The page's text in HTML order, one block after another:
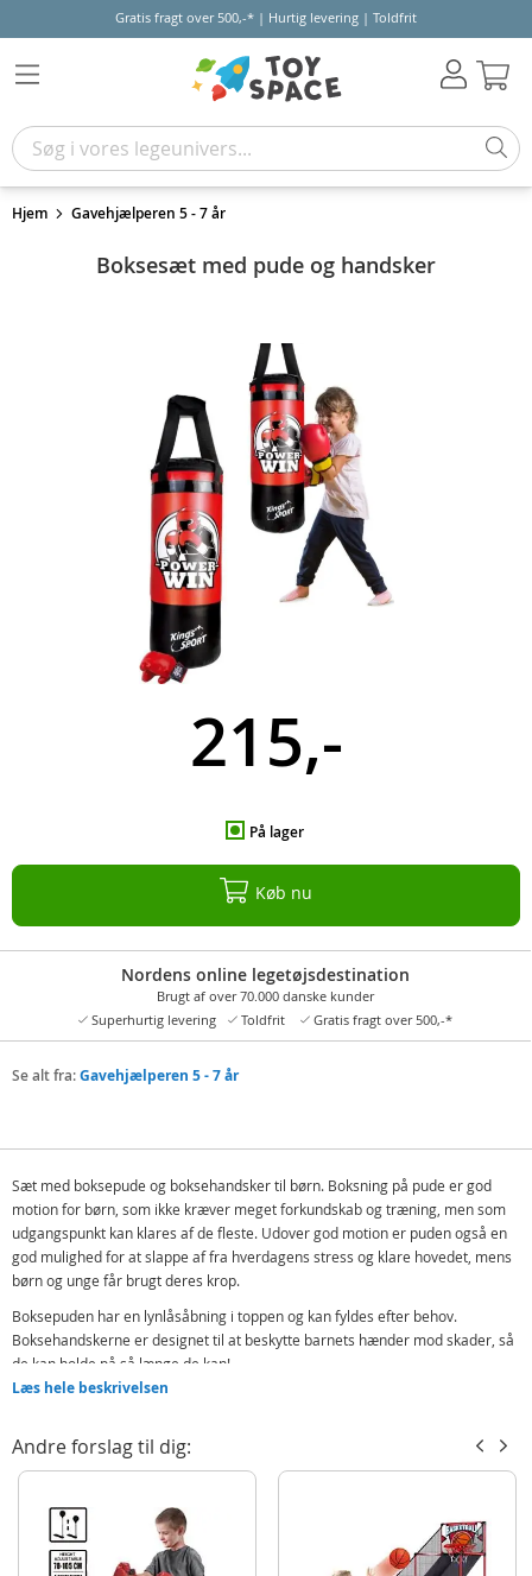
Gratis fragt over 500,-* | Hurtig levering | Toldfrit
Hjem Gavehjælperen 5 - 7 år
Boksesæt med pude og handsker
215,-
På lager
Køb nu
Nordens online legetøjsdestination
Brugt af over 70.000 danske kunder
Superhurtig levering
Toldfrit Gratis fragt over 500,-*
Se alt fra:Gavehjælperen 5 - 7 år
Sæt med boksepude og boksehandsker til børn. Boksning på pude er god
motion for børn, som ikke kræver meget forkundskab og træning, men som
udgangspunkt kan klares af de fleste. Udover god motion er puden også en
god mulighed for at slappe af fra hverdagens stress og klare hovedet, mens
børn og unge får brugt deres krop.
Boksepuden har en lynlåsåbning i toppen og kan fyldes efter behov.
Boksehandskerne er designet til at beskytte barnets hænder mod skader, så
de kan holde på så længe de kan!
Indeholder:
Boksehandsker
Detaljer:
Mål: 57 x 18 cm
Alder: fra 6 år
Læs hele beskrivelsen
Andre forslag til dig: